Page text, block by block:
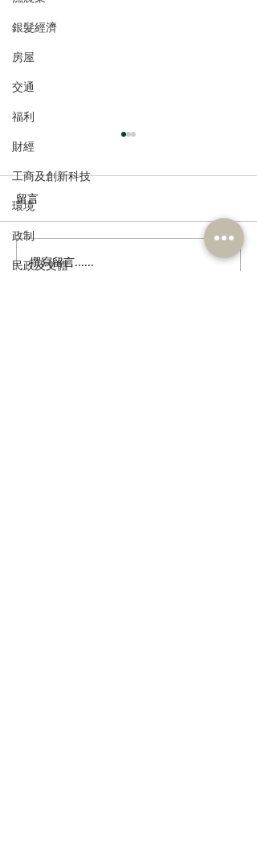
銀髮經濟
房屋
交通
福利
財經
工商及創新科技
環境
政制
民政及文體港區全國人大代表團考察
留言
撰寫留言......